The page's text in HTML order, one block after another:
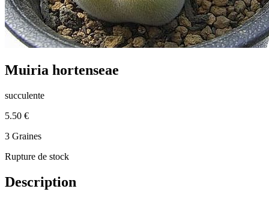
Muiria hortenseae
succulente
5.50 €
3 Graines
Rupture de stock
Description